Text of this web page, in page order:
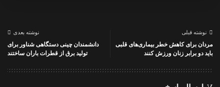
نوشته قبلی
مردان برای کاهش خطر بیماری‌های قلبی
باید دو برابر زنان ورزش کنند
نوشته بعدی
دانشمندان چینی دستگاهی شناور برای
تولید برق از قطرات باران ساختند